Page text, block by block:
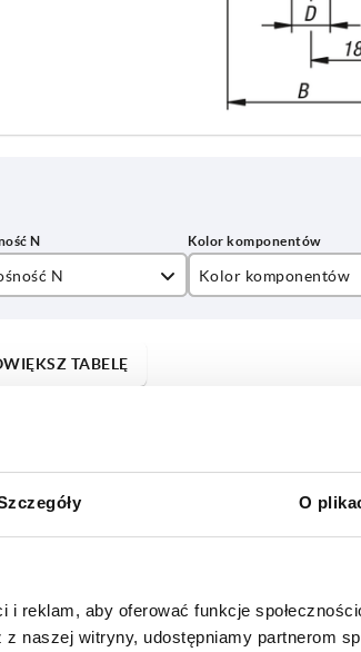
O
reklam, aby oferować funkcje
naszej witryny, udostępniamy partnerom
N Kolor komponentów
TABELĘ
czasu.
przed
w kolorze
220 36 68